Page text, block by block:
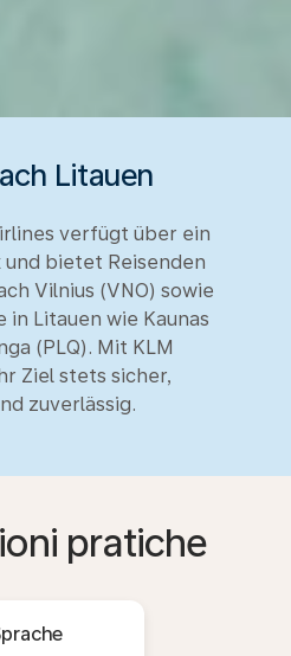
Litauen
verfügt über ein
bietet Reisenden
Vilnius (VNO) sowie
Litauen wie Kaunas
(PLQ). Mit KLM
Ziel stets sicher,
zuverlässig.
pratiche